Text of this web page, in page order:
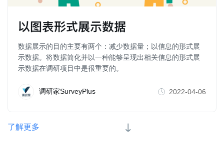
以图表形式展示数据
数据展示的目的主要有两个：减少数据量；以信息的形式展
示数据。将数据简化并以一种能够呈现出相关信息的形式展
示数据在调研项目中是很重要的。
调研家SurveyPlus 2022-04-06
了解更多